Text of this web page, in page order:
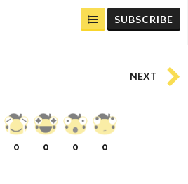
SUBSCRIBE
NEXT
0 0 0 0